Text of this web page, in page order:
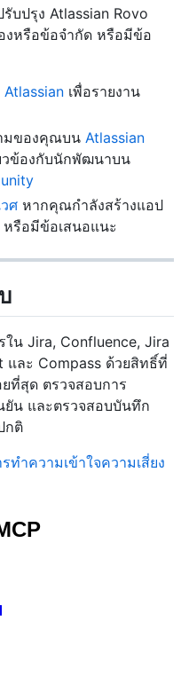
บปรุง Atlassian Rovo
หรือข้อจำกัด หรือมีข้อ
เพื่อรายงาน
มของคุณบน Atlassian
วข้องกับนักพัฒนาบน
ศ หากคุณกำลังสร้างแอป
รือมีข้อเสนอแนะ
ใน Jira, Confluence, Jira
และ Compass ด้วยสิทธิ์ที่
ที่สุด ตรวจสอบการ
ยัน และตรวจสอบบันทึก
กติ
ทำความเข้าใจความเสี่ยง